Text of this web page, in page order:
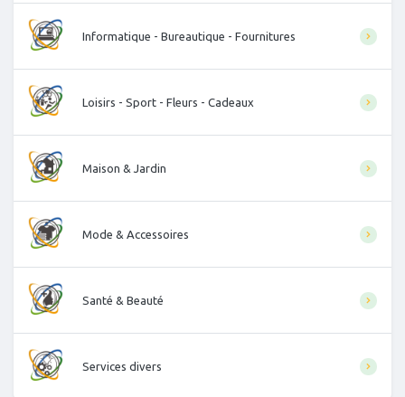
Informatique - Bureautique - Fournitures
Loisirs - Sport - Fleurs - Cadeaux
Maison & Jardin
Mode & Accessoires
Santé & Beauté
Services divers